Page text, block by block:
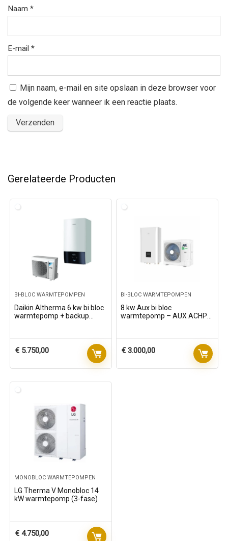
Naam *
E-mail *
Mijn naam, e-mail en site opslaan in deze browser voor
de volgende keer wanneer ik een reactie plaats.
Gerelateerde Producten
BI-BLOC WARMTEPOMPEN
Daikin Altherma 6 kw bi bloc
warmtepomp + backup
€ 5.750,00
BI-BLOC WARMTEPOMPEN
8 kw Aux bi bloc
warmtepomp – AUX ACHP-
€ 3.000,00
MONOBLOC WARMTEPOMPEN
LG Therma V Monobloc 14
kW warmtepomp (3-fase)
€ 4.750,00